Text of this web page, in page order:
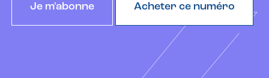
Je m'abonne Acheter ce numéro